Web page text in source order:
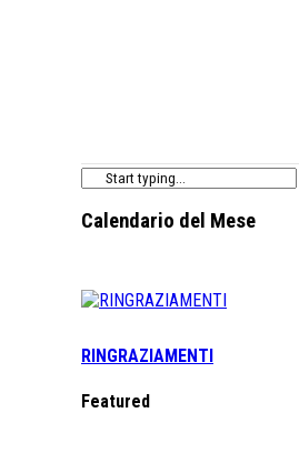
Calendario del Mese
RINGRAZIAMENTI
Featured